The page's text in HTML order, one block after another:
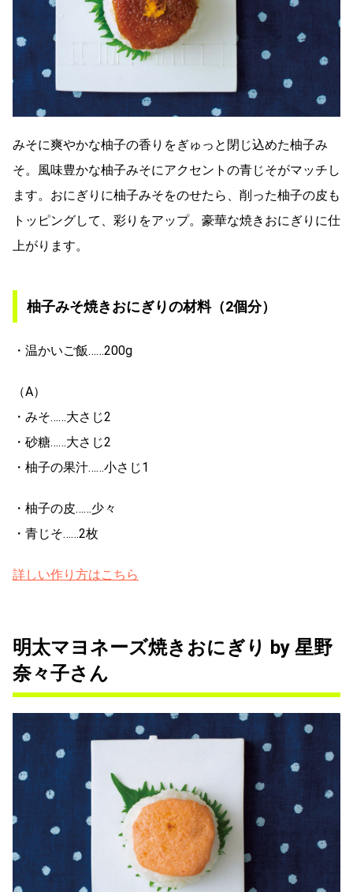
みそに爽やかな柚子の香りをぎゅっと閉じ込めた柚子み
そ。風味豊かな柚子みそにアクセントの青じそがマッチし
ます。おにぎりに柚子みそをのせたら、削った柚子の皮も
トッピングして、彩りをアップ。豪華な焼きおにぎりに仕
上がります。
柚子みそ焼きおにぎりの材料（2個分）
・温かいご飯……200g
（A）
・みそ……大さじ2
・砂糖……大さじ2
・柚子の果汁……小さじ1
・柚子の皮……少々
・青じそ……2枚
詳しい作り方はこちら
明太マヨネーズ焼きおにぎり by 星野
奈々子さん